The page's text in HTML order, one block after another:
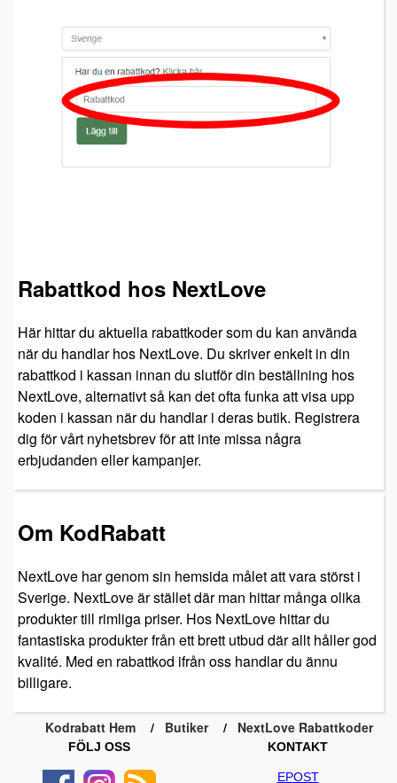
Rabattkod hos NextLove
Här hittar du aktuella rabattkoder som du kan använda
när du handlar hos NextLove. Du skriver enkelt in din
rabattkod i kassan innan du slutför din beställning hos
NextLove, alternativt så kan det ofta funka att visa upp
koden i kassan när du handlar i deras butik. Registrera
dig för vårt nyhetsbrev för att inte missa några
erbjudanden eller kampanjer.
Om KodRabatt
NextLove har genom sin hemsida målet att vara störst i
Sverige. NextLove är stället där man hittar många olika
produkter till rimliga priser. Hos NextLove hittar du
fantastiska produkter från ett brett utbud där allt håller god
kvalité. Med en rabattkod ifrån oss handlar du ännu
billigare.
Kodrabatt Hem Butiker NextLove Rabattkoder
FÖLJ OSS KONTAKT
EPOST